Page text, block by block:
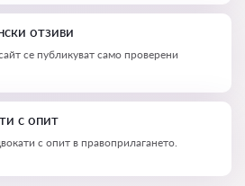
отзиви
се публикуват само проверени
с опит
с опит в правоприлагането.